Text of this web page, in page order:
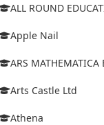
ALL ROUND
Apple Nail
ARS MATHEMATICA
Arts Castle Ltd
Athena